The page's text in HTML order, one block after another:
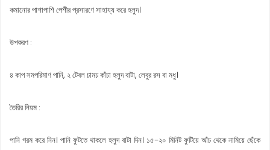
কমানোর পাশাপাশি পেশীর প্রসারণে সাহায্য করে হলুদ।
উপকরণ :
৪ কাপ সমপরিমাণ পানি, ২ টেবল চামচ কাঁচা হলুদ বাটা, লেবুর রস বা মধু।
তৈরির নিয়ম :
পানি গরম করে নিন। পানি ফুটতে থাকলে হলুদ বাটা দিন। ১৫-২০ মিনিট ফুটিয়ে আঁচ থেকে নামিয়ে ছেঁকে